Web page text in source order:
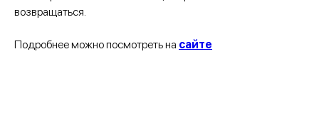
возвращаться.
Подробнее можно посмотреть на сайте